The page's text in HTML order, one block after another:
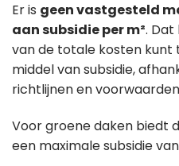
Er is geen vastgesteld
aan subsidie per m².
van de totale kosten
middel van subsidie,
richtlijnen en
Voor groene daken biedt
een maximale subsidie van